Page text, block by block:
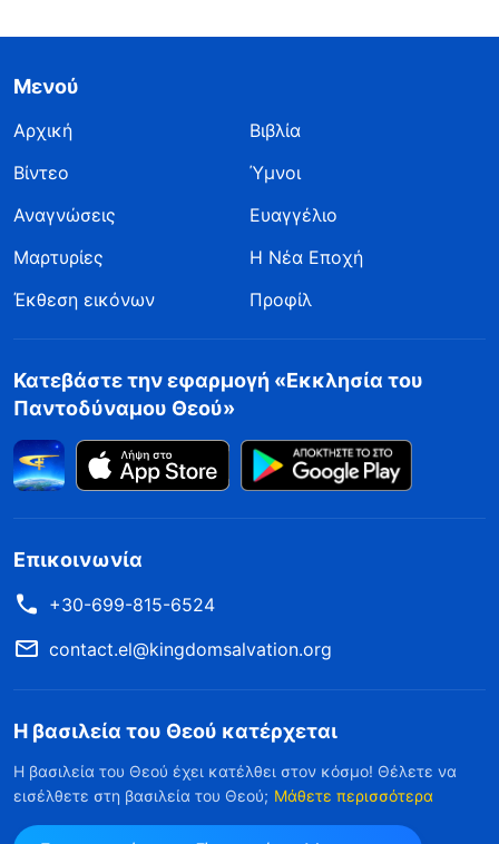
Μενού
Αρχική
Βιβλία
Βίντεο
Ύμνοι
Αναγνώσεις
Ευαγγέλιο
Μαρτυρίες
Η Νέα Εποχή
Έκθεση εικόνων
Προφίλ
Κατεβάστε την εφαρμογή «Εκκλησία του
Παντοδύναμου Θεού»
Επικοινωνία
+30-699-815-6524
contact.el@kingdomsalvation.org
Η βασιλεία του Θεού κατέρχεται
Η βασιλεία του Θεού έχει κατέλθει στον κόσμο! Θέλετε να
εισέλθετε στη βασιλεία του Θεού; Μάθετε περισσότερα